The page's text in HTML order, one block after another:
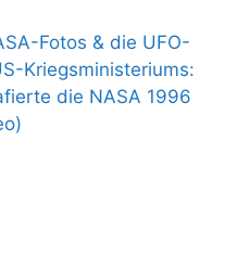
Fotos & die UFO-
Kriegsministeriums:
die NASA 1996